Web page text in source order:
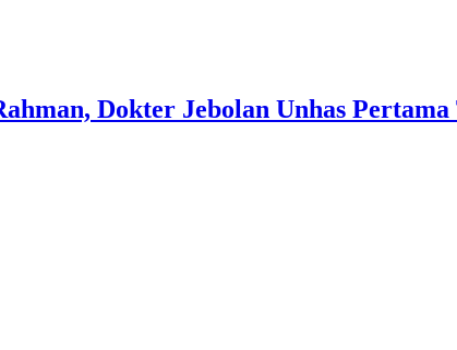
Dokter Jebolan Unhas